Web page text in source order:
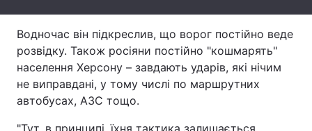
Водночас він підкреслив, що ворог постійно веде
розвідку. Також росіяни постійно "кошмарять"
населення Херсону – завдають ударів, які нічим
не виправдані, у тому числі по маршрутних
автобусах, АЗС тощо.
"Тут, в принципі, їхня тактика залишається